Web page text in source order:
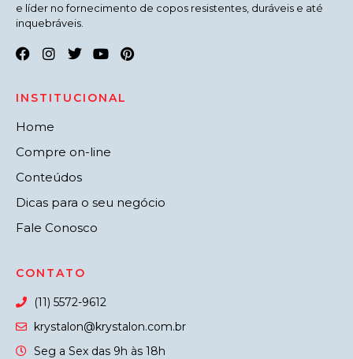
e líder no fornecimento de copos resistentes, duráveis e até
inquebráveis.
INSTITUCIONAL
Home
Compre on-line
Conteúdos
Dicas para o seu negócio
Fale Conosco
CONTATO
(11) 5572-9612
krystalon@krystalon.com.br
Seg a Sex das 9h às 18h